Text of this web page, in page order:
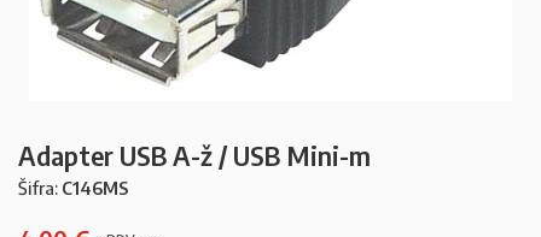
Adapter USB A-ž / USB Mini-m
Šifra: C146MS